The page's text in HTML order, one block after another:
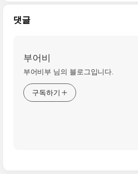
댓글
부어비
부어비부 님의 블로그입니다.
구독하기